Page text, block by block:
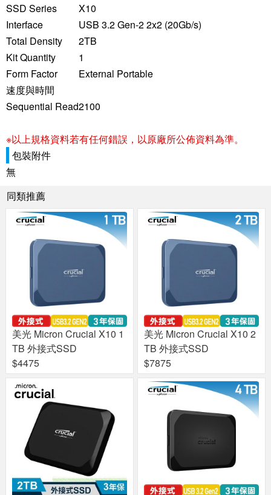
SSD Series
X10
Interface
USB 3.2 Gen-2 2x2 (20Gb/s)
Total Density
2TB
Kit Quantity
1
Form Factor
External Portable
速度與時間
Sequential Read2100
※以上規格資料若有任何錯誤，以原廠所公佈資料為準。
包裝附件
無
同類推薦
美光 Micron Crucial X10 1
TB 外接式SSD
$4475
美光 Micron Crucial X10 2
TB 外接式SSD
$7875